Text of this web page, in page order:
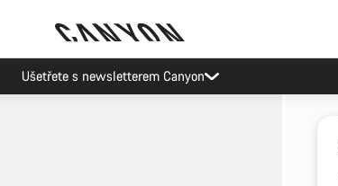
Akce Canyon